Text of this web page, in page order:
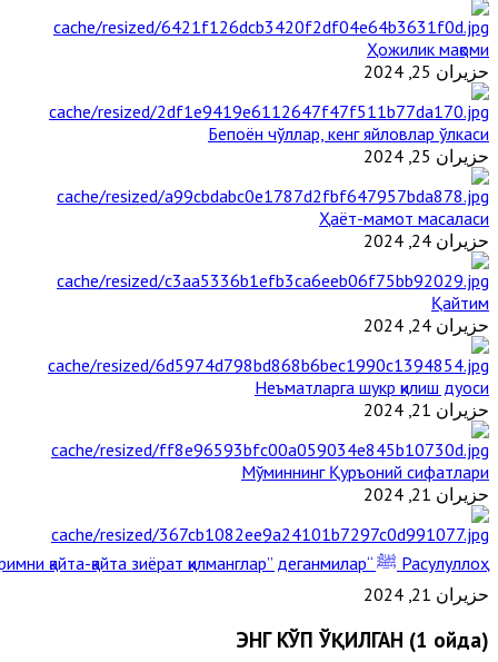
Ҳожилик мақоми
حزيران 25, 2024
Бепоён чўллар, кенг яйловлар ўлкаси
حزيران 25, 2024
Ҳаёт-мамот масаласи
حزيران 24, 2024
Қайтим
حزيران 24, 2024
Неъматларга шукр қилиш дуоси
حزيران 21, 2024
Мўминнинг Қуръоний сифатлари
حزيران 21, 2024
Расулуллоҳ ﷺ “Қабримни қайта-қайта зиёрат қилманглар” деганмилар?
حزيران 21, 2024
ЭНГ КЎП ЎҚИЛГАН (1 ойда)